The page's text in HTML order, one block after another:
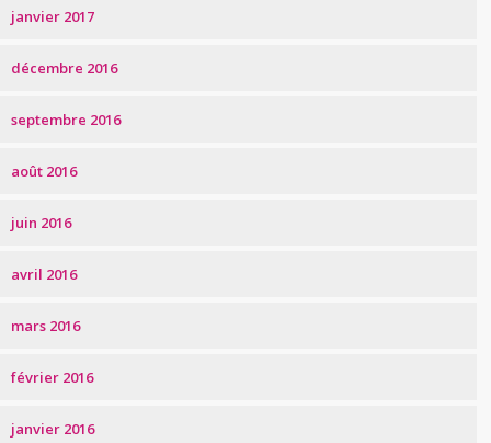
janvier 2017
décembre 2016
septembre 2016
août 2016
juin 2016
avril 2016
mars 2016
février 2016
janvier 2016